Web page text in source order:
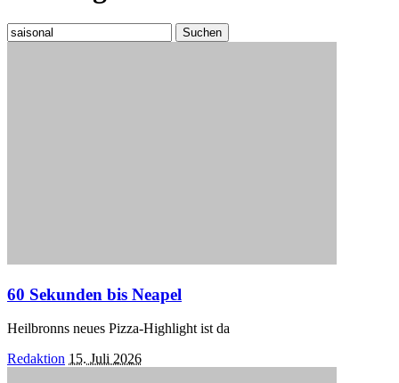
Suchen
nach:
60 Sekunden bis Neapel
Heilbronns neues Pizza-Highlight ist da
Posted
Redaktion 15. Juli 2026